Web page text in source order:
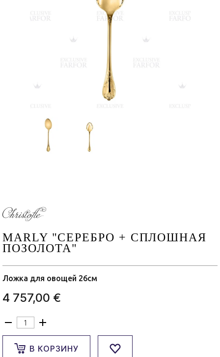
MARLY "СЕРЕБРО + СПЛОШНАЯ
ПОЗОЛОТА"
Ложка для овощей 26см
4 757,00 €
В КОРЗИНУ